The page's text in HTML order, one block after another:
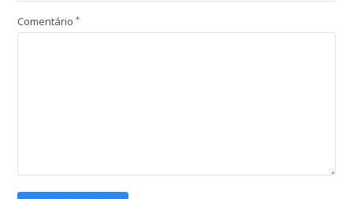
Comentário*